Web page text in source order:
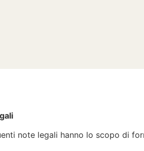
note legali hanno lo scopo di